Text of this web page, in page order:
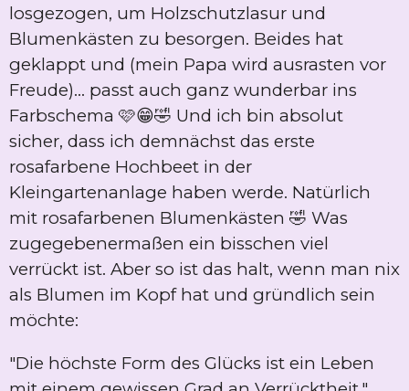
losgezogen, um Holzschutzlasur und
Blumenkästen zu besorgen. Beides hat
geklappt und (mein Papa wird ausrasten vor
Freude)... passt auch ganz wunderbar ins
Farbschema 🩷😁🤣 Und ich bin absolut
sicher, dass ich demnächst das erste
rosafarbene Hochbeet in der
Kleingartenanlage haben werde. Natürlich
mit rosafarbenen Blumenkästen 🤣 Was
zugegebenermaßen ein bisschen viel
verrückt ist. Aber so ist das halt, wenn man nix
als Blumen im Kopf hat und gründlich sein
möchte:
"Die höchste Form des Glücks ist ein Leben